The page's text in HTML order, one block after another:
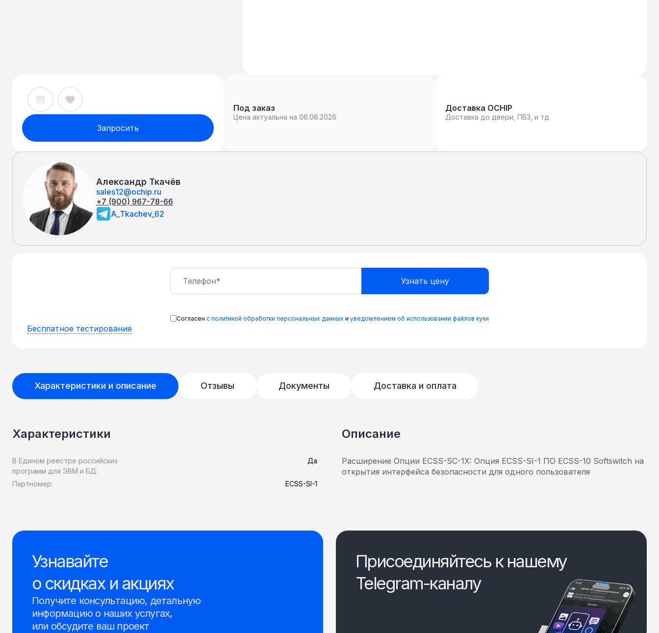
Запросить
Под заказ
Цена актуальна на 06.08.2026
Доставка OCHIP
Доставка до двери, ПВЗ, и тд
Александр Ткачёв
sales12@ochip.ru
+7 (900) 967-78-66
A_Tkachev_62
Согласен с политикой обработки персональных данных и уведомлением об использовании файлов куки
Бесплатное тестирование
Характеристики и описание Отзывы Документы Доставка и оплата
Характеристики
В Едином реестре российских
программ для ЭВМ и БД:
Да
Партномер: ECSS-SI-1
Описание
Расширение Опции ECSS-SC-1X: Опция ECSS-SI-1 ПО ECSS-10 Softswitch на
открытия интерфейса безопасности для одного пользователя
Узнавайте
о скидках и акциях
Получите консультацию, детальную
информацию о наших услугах,
или обсудите ваш проект
Присоединяйтесь к нашему
Telegram-каналу